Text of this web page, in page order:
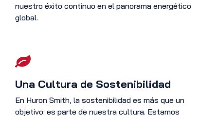
nuestro éxito continuo en el panorama energético
global.
Una Cultura de Sostenibilidad
En Huron Smith, la sostenibilidad es más que un
objetivo: es parte de nuestra cultura. Estamos